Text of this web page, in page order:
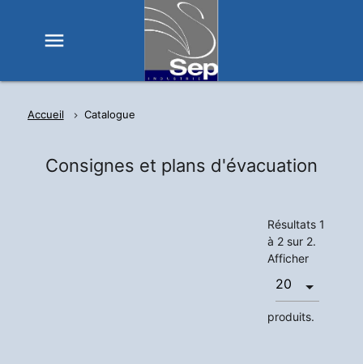
menu
Accueil Catalogue
Consignes et plans d'évacuation
Résultats 1
à 2 sur 2.
Afficher
produits.